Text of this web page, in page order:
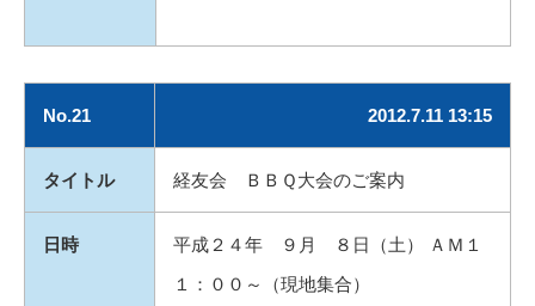
No.21 2012.7.11 13:15
タイトル 経友会 ＢＢＱ大会のご案内
日時
平成２４年 ９月 ８日（土） ＡＭ１
１：００～（現地集合）